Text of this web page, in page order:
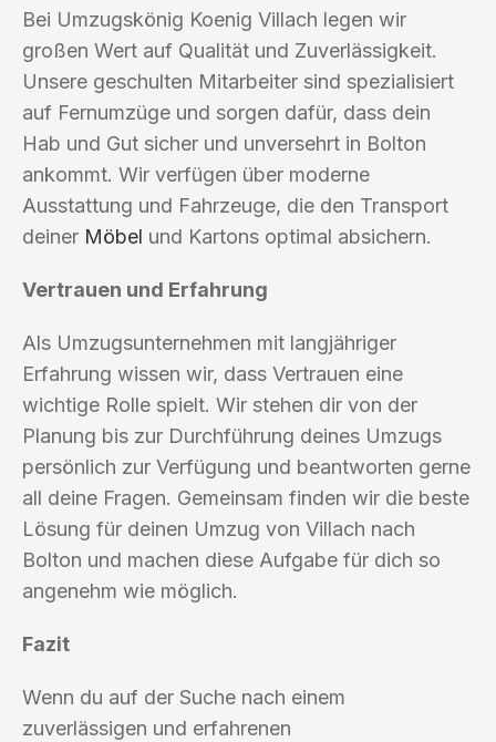
Bei Umzugskönig Koenig Villach legen wir
großen Wert auf Qualität und Zuverlässigkeit.
Unsere geschulten Mitarbeiter sind spezialisiert
auf Fernumzüge und sorgen dafür, dass dein
Hab und Gut sicher und unversehrt in Bolton
ankommt. Wir verfügen über moderne
Ausstattung und Fahrzeuge, die den Transport
deiner Möbel und Kartons optimal absichern.
Vertrauen und Erfahrung
Als Umzugsunternehmen mit langjähriger
Erfahrung wissen wir, dass Vertrauen eine
wichtige Rolle spielt. Wir stehen dir von der
Planung bis zur Durchführung deines Umzugs
persönlich zur Verfügung und beantworten gerne
all deine Fragen. Gemeinsam finden wir die beste
Lösung für deinen Umzug von Villach nach
Bolton und machen diese Aufgabe für dich so
angenehm wie möglich.
Fazit
Wenn du auf der Suche nach einem
zuverlässigen und erfahrenen